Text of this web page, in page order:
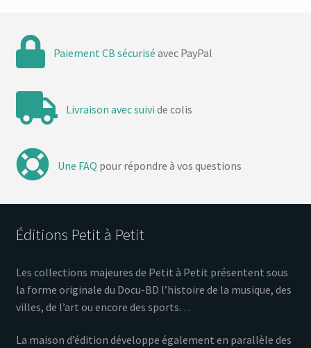
Paiement CB sécurisé avec PayPal
Livraison avec suivi de colis
Une FAQ pour répondre à vos questions
Éditions Petit à Petit
Les collections majeures de Petit à Petit présentent sous
la forme originale du Docu-BD l’histoire de la musique, des
villes, de l’art ou encore des sports…
La maison d’édition développe également en parallèle des